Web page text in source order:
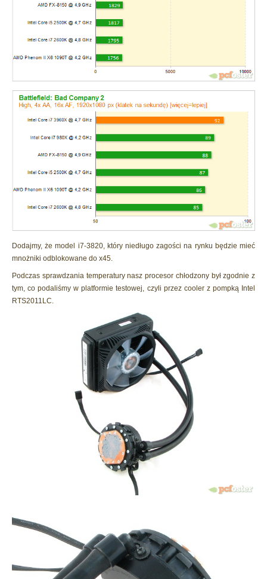
Dodajmy, że model i7-3820, który niedługo zagości na rynku będzie mieć
mnożniki odblokowane do x45.
Podczas sprawdzania temperatury nasz procesor chłodzony był zgodnie z
tym, co podaliśmy w platformie testowej, czyli przez cooler z pompką Intel
RTS2011LC.